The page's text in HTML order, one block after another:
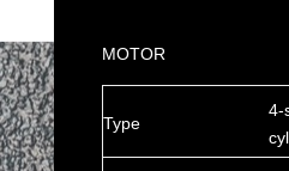
MOTOR
Type
4-